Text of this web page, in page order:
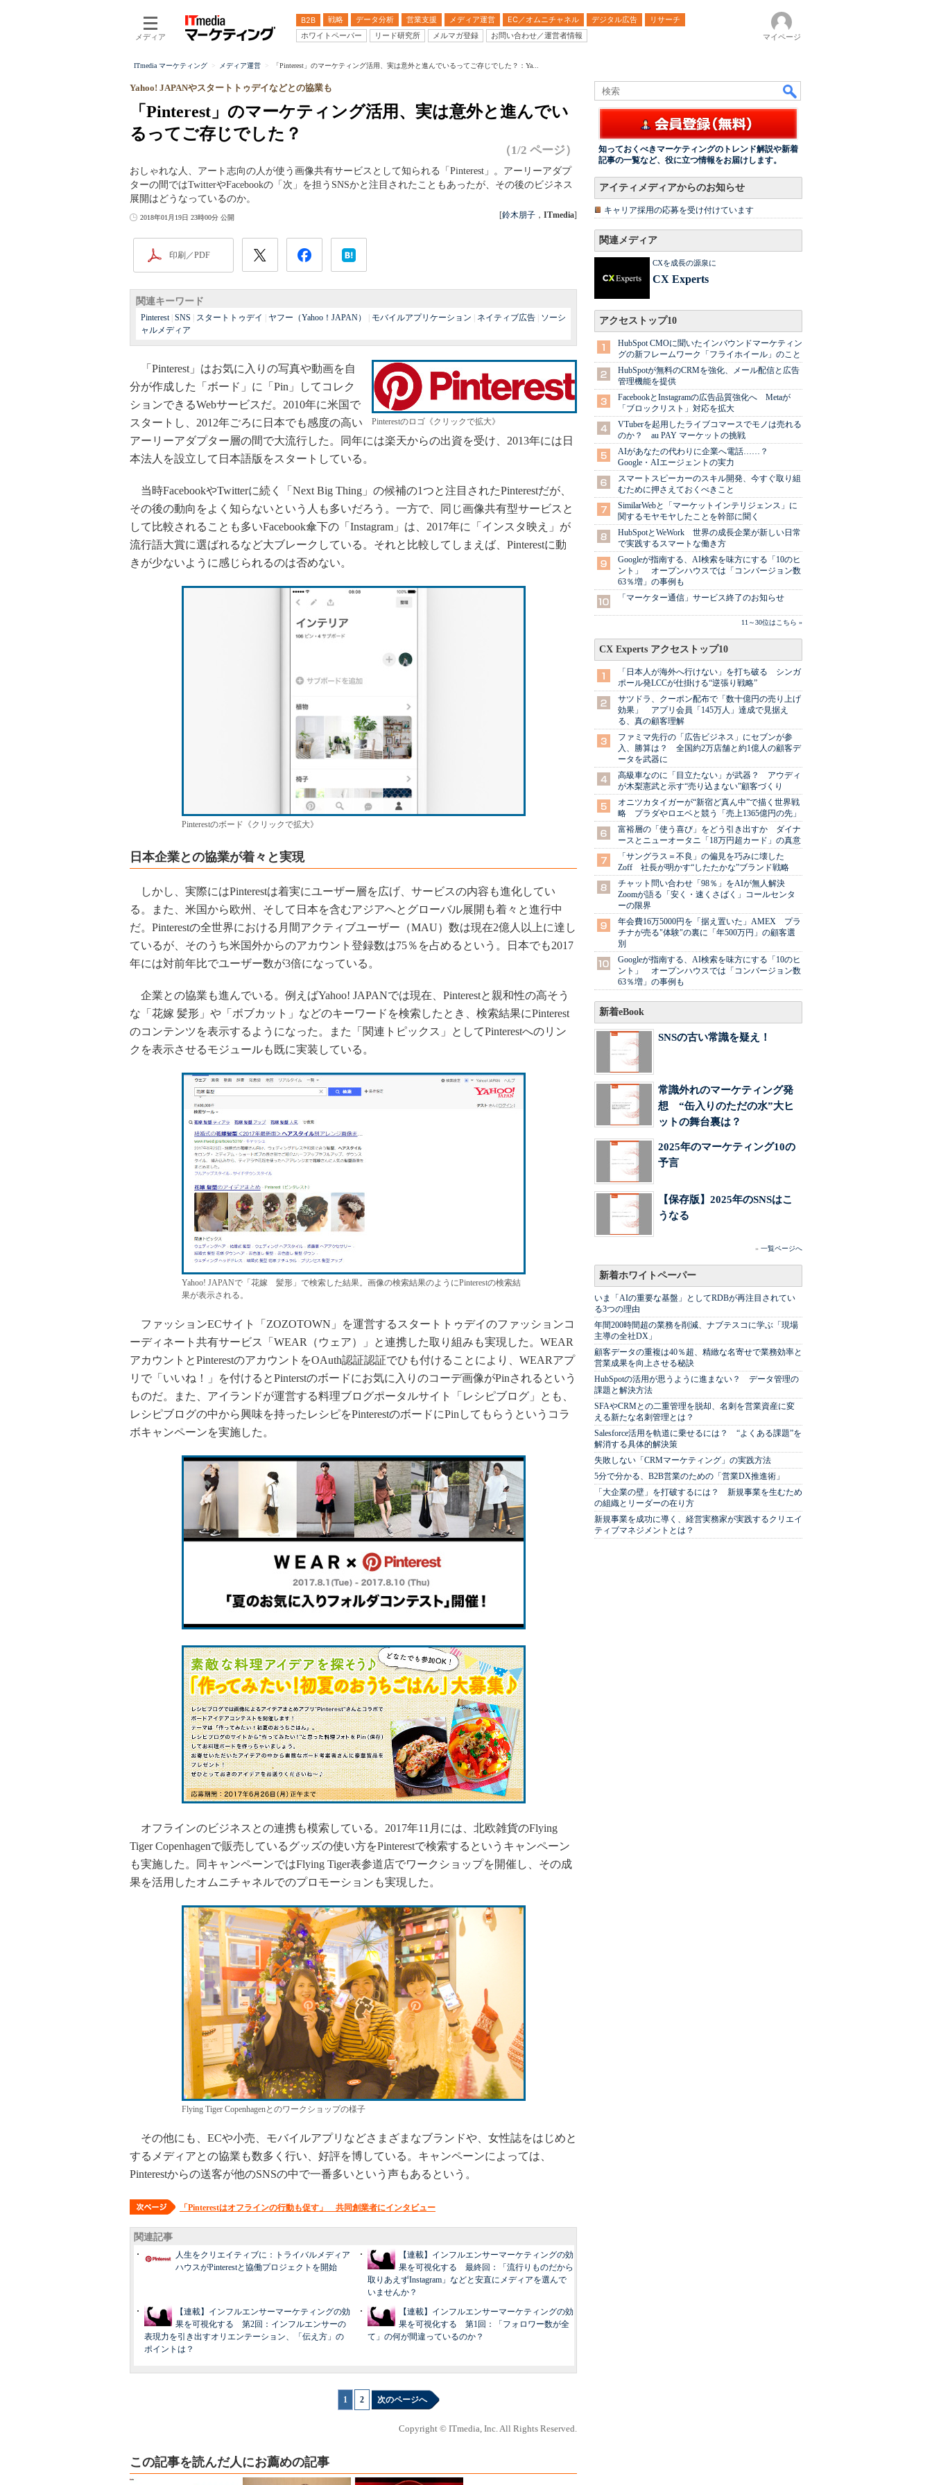
メディア
B2B 戦略 データ分析 営業支援 メディア運営 EC／オムニチャネル デジタル広告
リサーチ
ホワイトペーパー
リード研究所 メルマガ登録 お問い合わせ／運営者情報 マイページ
ITmedia マーケティング メディア運営 「Pinterest」のマーケティング活用、実は意外と進んでいるってご存じでした？：Ya...
「Pinterest」のマーケティング活用、実は意外と進んでい
るってご存じでした？
Yahoo! JAPANやスタートトゥデイなどとの協業も
（1/2 ページ）
おしゃれな人、アート志向の人が使う画像共有サービスとして知られる「Pinterest」。アーリーアダプ
ターの間ではTwitterやFacebookの「次」を担うSNSかと注目されたこともあったが、その後のビジネス
展開はどうなっているのか。
2018年01月19日 23時00分 公開 [鈴木朋子 ， ITmedia]
印刷／PDF
関連キーワード
Pinterest| SNS スタートトゥデイ ヤフー（Yahoo！JAPAN） モバイルアプリケーション ネイティブ広告
ソーシ
ャルメディア
Pinterestのロゴ《クリックで拡大》
「Pinterest」はお気に入りの写真や動画を自
分が作成した「ボード」に「Pin」してコレク
ションできるWebサービスだ。2010年に米国で
スタートし、2012年ごろに日本でも感度の高い
アーリーアダプター層の間で大流行した。同年には楽天からの出資を受け、2013年には日
本法人を設立して日本語版をスタートしている。
当時FacebookやTwitterに続く「Next Big Thing」の候補の1つと注目されたPinterestだが、
その後の動向をよく知らないという人も多いだろう。一方で、同じ画像共有型サービスと
して比較されることも多いFacebook傘下の「Instagram」は、2017年に「インスタ映え」が
流行語大賞に選ばれるなど大ブレークしている。それと比較してしまえば、Pinterestに動
きが少ないように感じられるのは否めない。
Pinterestのボード《クリックで拡大》
日本企業との協業が着々と実現
しかし、実際にはPinterestは着実にユーザー層を広げ、サービスの内容も進化してい
る。また、米国から欧州、そして日本を含むアジアへとグローバル展開も着々と進行中
だ。Pinterestの全世界における月間アクティブユーザー（MAU）数は現在2億人以上に達し
ているが、そのうち米国外からのアカウント登録数は75％を占めるという。日本でも2017
年には対前年比でユーザー数が3倍になっている。
企業との協業も進んでいる。例えばYahoo! JAPANでは現在、Pinterestと親和性の高そう
な「花嫁 髪形」や「ボブカット」などのキーワードを検索したとき、検索結果にPinterest
のコンテンツを表示するようになった。また「関連トピックス」としてPinterestへのリン
クを表示させるモジュールも既に実装している。
Yahoo! JAPANで「花嫁 髪形」で検索した結果。画像の検索結果のようにPinterestの検索結
果が表示される。
ファッションECサイト「ZOZOTOWN」を運営するスタートトゥデイのファッションコ
ーディネート共有サービス「WEAR（ウェア）」と連携した取り組みも実現した。WEAR
アカウントとPinterestのアカウントをOAuth認証認証でひも付けることにより、WEARアプ
リで「いいね！」を付けるとPinterstのボードにお気に入りのコーデ画像がPinされるという
ものだ。また、アイランドが運営する料理ブログポータルサイト「レシピブログ」とも、
レシピブログの中から興味を持ったレシピをPinterestのボードにPinしてもらうというコラ
ボキャンペーンを実施した。
オフラインのビジネスとの連携も模索している。2017年11月には、北欧雑貨のFlying
Tiger Copenhagenで販売しているグッズの使い方をPinterestで検索するというキャンペーン
も実施した。同キャンペーンではFlying Tiger表参道店でワークショップを開催し、その成
果を活用したオムニチャネルでのプロモーションも実現した。
Flying Tiger Copenhagenとのワークショップの様子
その他にも、ECや小売、モバイルアプリなどさまざまなブランドや、女性誌をはじめと
するメディアとの協業も数多く行い、好評を博している。キャンペーンによっては、
Pinterestからの送客が他のSNSの中で一番多いという声もあるという。
「Pinterestはオフラインの行動も促す」 共同創業者にインタビュー
関連記事
人生をクリエイティブに：トライバルメディア
ハウスがPinterestと協働プロジェクトを開始
【連載】インフルエンサーマーケティングの効
果を可視化する 最終回：「流行りものだから
取りあえずInstagram」などと安直にメディアを選んで
いませんか？
【連載】インフルエンサーマーケティングの効
果を可視化する 第2回：インフルエンサーの
表現力を引き出すオリエンテーション、「伝え方」の
ポイントは？
【連載】インフルエンサーマーケティングの効
果を可視化する 第1回：「フォロワー数が全
て」の何が間違っているのか？
1 2 次のページへ
Copyright © ITmedia, Inc. All Rights Reserved.
この記事を読んだ人にお薦めの記事
知っておくべきマーケティングのトレンド解説や新着
記事の一覧など、役に立つ情報をお届けします。
アイティメディアからのお知らせ
キャリア採用の応募を受け付けています
関連メディア
CXを成長の源泉に
CX Experts
アクセストップ10
HubSpot CMOに聞いたインバウンドマーケティン
グの新フレームワーク「フライホイール」のこと
HubSpotが無料のCRMを強化、メール配信と広告
管理機能を提供
FacebookとInstagramの広告品質強化へ Metaが
「ブロックリスト」対応を拡大
VTuberを起用したライブコマースでモノは売れる
のか？ au PAY マーケットの挑戦
AIがあなたの代わりに企業へ電話……？
Google・AIエージェントの実力
スマートスピーカーのスキル開発、今すぐ取り組
むために押さえておくべきこと
SimilarWebと「マーケットインテリジェンス」に
関するモヤモヤしたことを幹部に聞く
HubSpotとWeWork 世界の成長企業が新しい日常
で実践するスマートな働き方
Googleが指南する、AI検索を味方にする「10のヒ
ント」 オープンハウスでは「コンバージョン数
63％増」の事例も
「マーケター通信」サービス終了のお知らせ
11～30位はこちら »
CX Experts アクセストップ10
「日本人が海外へ行けない」を打ち破る シンガ
ポール発LCCが仕掛ける“逆張り戦略”
サツドラ、クーポン配布で「数十億円の売り上げ
効果」 アプリ会員「145万人」達成で見据え
る、真の顧客理解
ファミマ先行の「広告ビジネス」にセブンが参
入、勝算は？ 全国約2万店舗と約1億人の顧客デ
ータを武器に
高級車なのに「目立たない」が武器？ アウディ
が木梨憲武と示す“売り込まない”顧客づくり
オニツカタイガーが“新宿ど真ん中”で描く世界戦
略 プラダやロエベと競う「売上1365億円の先」
富裕層の「使う喜び」をどう引き出すか ダイナ
ースとニューオータニ「18万円超カード」の真意
「サングラス＝不良」の偏見を巧みに壊した
Zoff 社長が明かす“したたかな”ブランド戦略
チャット問い合わせ「98％」をAIが無人解決
Zoomが語る「安く・速くさばく」コールセンタ
ーの限界
年会費16万5000円を「据え置いた」AMEX プラ
チナが売る"体験"の裏に「年500万円」の顧客選
別
Googleが指南する、AI検索を味方にする「10のヒ
ント」 オープンハウスでは「コンバージョン数
63％増」の事例も
新着eBook
SNSの古い常識を疑え！
常識外れのマーケティング発
想 “缶入りのただの水”大ヒ
ットの舞台裏は？
2025年のマーケティング10の
予言
【保存版】2025年のSNSはこ
うなる
» 一覧ページへ
新着ホワイトペーパー
いま「AIの重要な基盤」としてRDBが再注目されてい
る3つの理由
年間200時間超の業務を削減、ナブテスコに学ぶ「現場
主導の全社DX」
顧客データの重複は40％超、精緻な名寄せで業務効率と
営業成果を向上させる秘訣
HubSpotの活用が思うように進まない？ データ管理の
課題と解決方法
SFAやCRMとの二重管理を脱却、名刺を営業資産に変
える新たな名刺管理とは？
Salesforce活用を軌道に乗せるには？ “よくある課題”を
解消する具体的解決策
失敗しない「CRMマーケティング」の実践方法
5分で分かる、B2B営業のための「営業DX推進術」
「大企業の壁」を打破するには？ 新規事業を生むため
の組織とリーダーの在り方
新規事業を成功に導く、経営実務家が実践するクリエイ
ティブマネジメントとは？